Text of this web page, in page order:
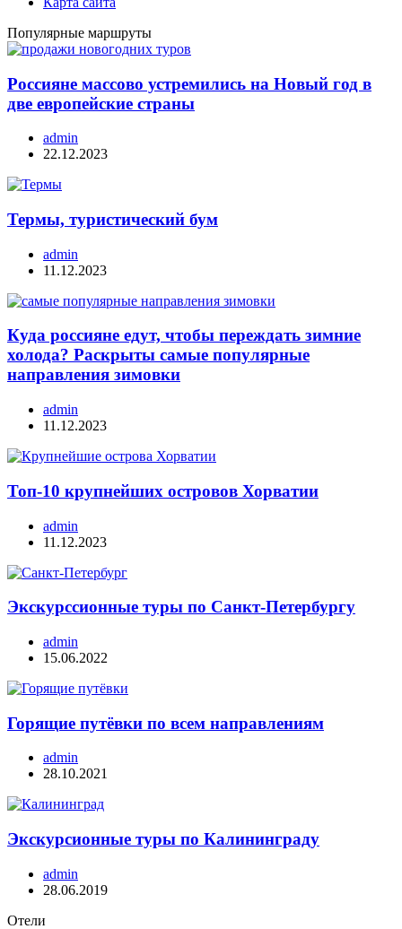
Популярные маршруты
Россияне массово устремились на Новый год в
две европейские страны
admin
22.12.2023
Термы, туристический бум
admin
11.12.2023
Куда россияне едут, чтобы переждать зимние
холода? Раскрыты самые популярные
направления зимовки
admin
11.12.2023
Топ-10 крупнейших островов Хорватии
admin
11.12.2023
Экскурссионные туры по Санкт-Петербургу
admin
15.06.2022
Горящие путёвки по всем направлениям
admin
28.10.2021
Экскурсионные туры по Калининграду
admin
28.06.2019
Отели